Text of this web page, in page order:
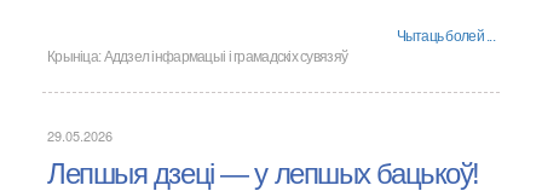
Чытаць болей ...
Крыніца:Аддзел інфармацыі і грамадскіх сувязяў
29.05.2026
Лепшыя дзеці — у лепшых бацькоў!